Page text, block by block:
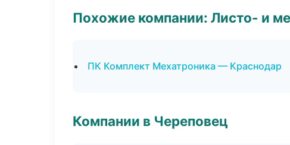
Похожие компании: Листо- и
ПК Комплект Мехатроника — Краснодар
Компании в Череповец